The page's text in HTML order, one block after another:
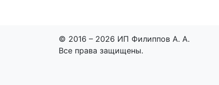
© 2016 – 2026 ИП Филиппов А. А.
Все права защищены.